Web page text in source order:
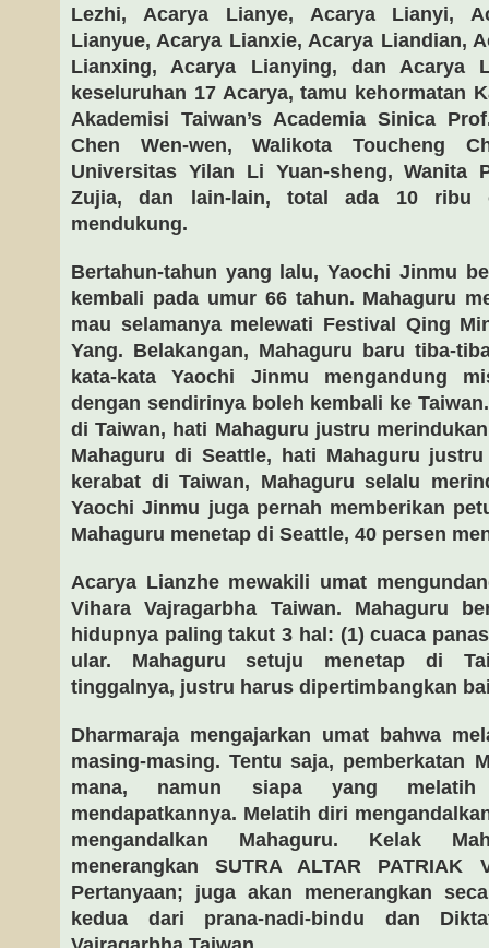
Lezhi, Acarya Lianye, Acarya Lianyi,
Lianyue, Acarya Lianxie, Acarya Liandian,
Lianxing, Acarya Lianying, dan Acarya
keseluruhan 17 Acarya, tamu kehormatan
Akademisi Taiwan’s Academia Sinica
Chen Wen-wen, Walikota Toucheng
Universitas Yilan Li Yuan-sheng, Wanita
Zujia, dan lain-lain, total ada 10 ribu
mendukung.
Bertahun-tahun yang lalu, Yaochi Jinmu
kembali pada umur 66 tahun. Mahaguru
mau selamanya melewati Festival Qing
Yang. Belakangan, Mahaguru baru tiba-
kata-kata Yaochi Jinmu mengandung
dengan sendirinya boleh kembali ke
di Taiwan, hati Mahaguru justru
Mahaguru di Seattle, hati Mahaguru
kerabat di Taiwan, Mahaguru selalu
Yaochi Jinmu juga pernah memberikan
Mahaguru menetap di Seattle, 40 persen
Acarya Lianzhe mewakili umat
Vihara Vajragarbha Taiwan. Mahaguru
hidupnya paling takut 3 hal: (1) cuaca
ular. Mahaguru setuju menetap di
tinggalnya, justru harus dipertimbangkan
Dharmaraja mengajarkan umat bahwa
masing-masing. Tentu saja, pemberkatan
mana, namun siapa yang
mendapatkannya. Melatih diri
mengandalkan Mahaguru. Kelak
menerangkan SUTRA ALTAR
Pertanyaan; juga akan menerangkan
kedua dari prana-nadi-bindu dan